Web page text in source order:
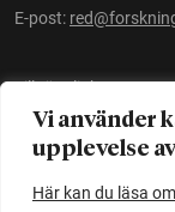
Vi använder
upplevelse
Här kan du läsa
E-post:
Tillgänglighet
Ett initiativ av